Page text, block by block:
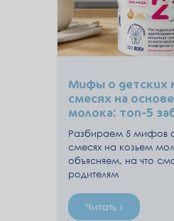
Мифы о детских
смесях на
молока: топ-5
которые
эксперты для
Разбираем 5 мифов о
смесях на козьем
объясняем, на что
родителям
Читать ›